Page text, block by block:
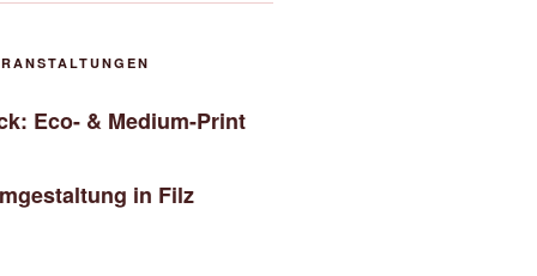
Eco- & Medium-Print
in Filz